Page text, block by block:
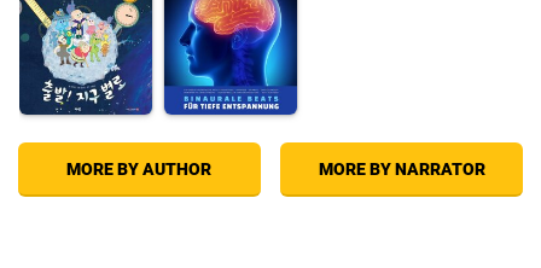
MORE BY AUTHOR MORE BY NARRATOR